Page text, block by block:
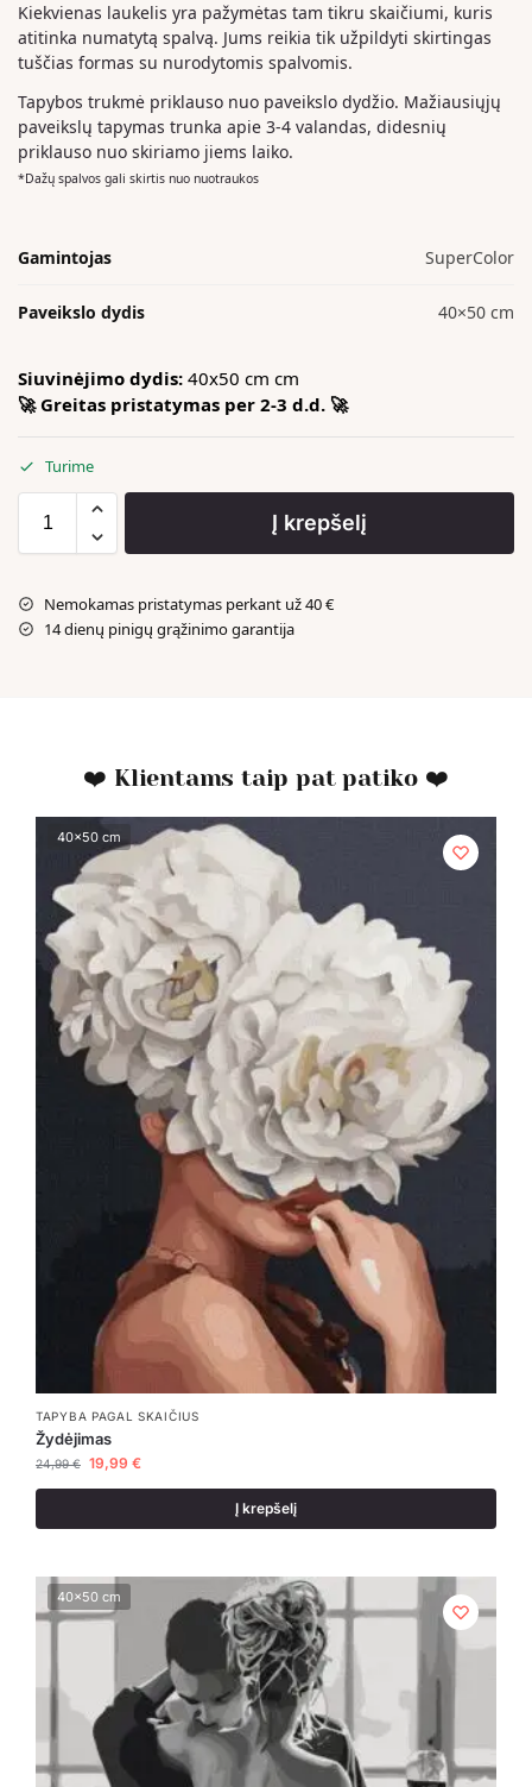
Kiekvienas laukelis yra pažymėtas tam tikru skaičiumi, kuris
atitinka numatytą spalvą. Jums reikia tik užpildyti skirtingas
tuščias formas su nurodytomis spalvomis.
Tapybos trukmė priklauso nuo paveikslo dydžio. Mažiausiųjų
paveikslų tapymas trunka apie 3-4 valandas, didesnių
priklauso nuo skiriamo jiems laiko.
*Dažų spalvos gali skirtis nuo nuotraukos
Gamintojas SuperColor
Paveikslo dydis 40×50 cm
Siuvinėjimo dydis: 40x50 cm cm
🚀 Greitas pristatymas per 2-3 d.d. 🚀
Turime
Į krepšelį
Nemokamas pristatymas perkant už 40 €
14 dienų pinigų grąžinimo garantija
❤️ Klientams taip pat patiko ❤️
40x50 cm
TAPYBA PAGAL SKAIČIUS
Žydėjimas
24,99€ 19,99 €
Į krepšelį
40x50 cm